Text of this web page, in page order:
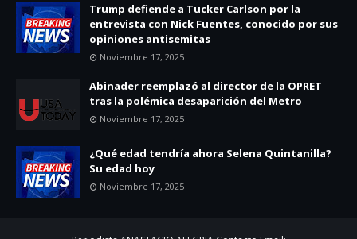
Trump defiende a Tucker Carlson por la
entrevista con Nick Fuentes, conocido por sus
opiniones antisemitas
Noviembre 17, 2025
Abinader reemplazó al director de la OPRET
tras la polémica desaparición del Metro
Noviembre 17, 2025
¿Qué edad tendría ahora Selena Quintanilla?
Su edad hoy
Noviembre 17, 2025